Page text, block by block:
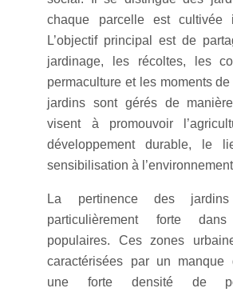
chaque parcelle est cultivée
L’objectif principal est de
jardinage, les récoltes, les
permaculture et les moments
jardins sont gérés de
visent à promouvoir
développement durable, le
sensibilisation à
La pertinence des
particulièrement forte
populaires. Ces zones
caractérisées par un manque
une forte densité de